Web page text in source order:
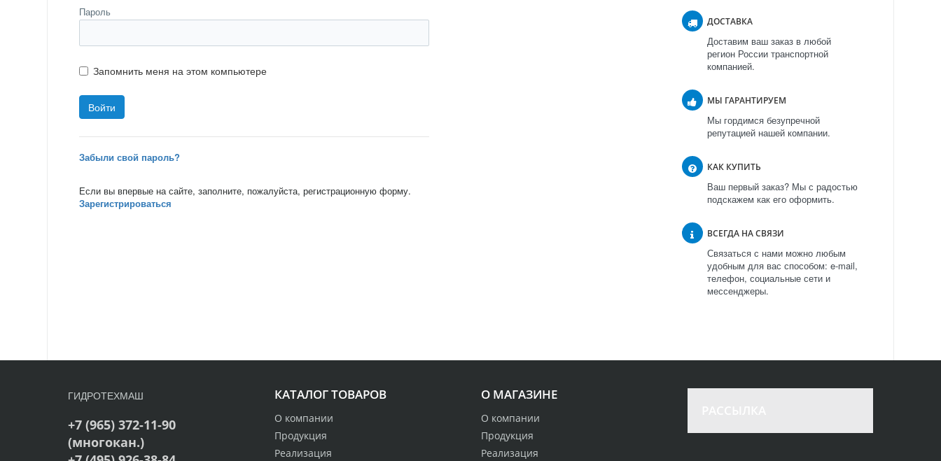
Пароль
Запомнить меня на этом компьютере
Забыли свой пароль?
Если вы впервые на сайте, заполните, пожалуйста, регистрационную форму.
Зарегистрироваться
ДОСТАВКА
Доставим ваш заказ в любой
регион России транспортной
компанией.
МЫ ГАРАНТИРУЕМ
Мы гордимся безупречной
репутацией нашей компании.
КАК КУПИТЬ
Ваш первый заказ? Мы с радостью
подскажем как его оформить.
ВСЕГДА НА СВЯЗИ
Связаться с нами можно любым
удобным для вас способом: e-mail,
телефон, социальные сети и
мессенджеры.
О МАГАЗИНЕ
О компании
Продукция
Реализация
КАТАЛОГ ТОВАРОВ
О компании
Продукция
Реализация
ГИДРОТЕХМАШ
+7 (965) 372-11-90
(многокан.)